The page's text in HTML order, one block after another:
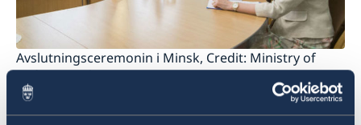
Avslutningsceremonin i Minsk, Credit: Ministry of
Defence, Belarus